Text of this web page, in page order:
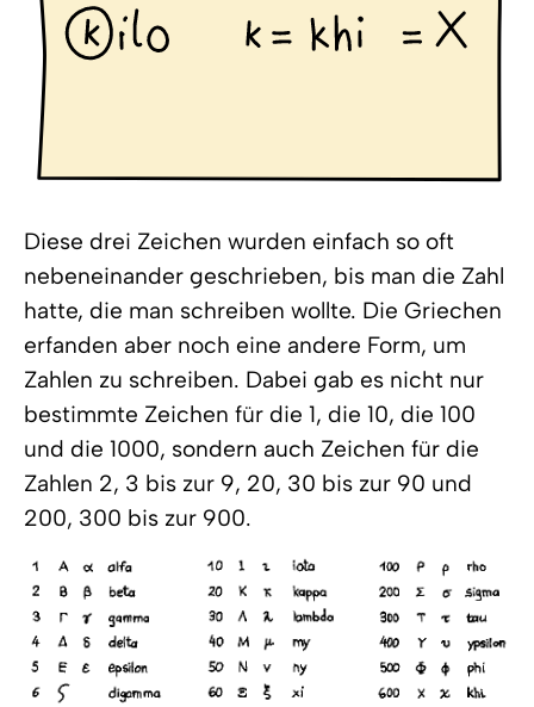
Diese drei Zeichen wurden einfach so oft
nebeneinander geschrieben, bis man die Zahl
hatte, die man schreiben wollte. Die Griechen
erfanden aber noch eine andere Form, um
Zahlen zu schreiben. Dabei gab es nicht nur
bestimmte Zeichen für die 1, die 10, die 100
und die 1000, sondern auch Zeichen für die
Zahlen 2, 3 bis zur 9, 20, 30 bis zur 90 und
200, 300 bis zur 900.